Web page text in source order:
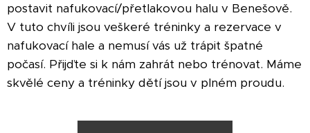
postavit nafukovací/přetlakovou halu v Benešově.
V tuto chvíli jsou veškeré tréninky a rezervace v
nafukovací hale a nemusí vás už trápit špatné
počasí. Přijďte si k nám zahrát nebo trénovat. Máme
skvělé ceny a tréninky dětí jsou v plném proudu.